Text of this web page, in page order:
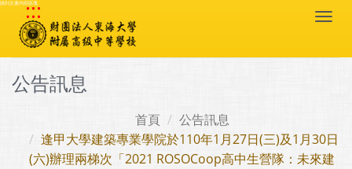
跳到主要內容區塊
:::
公告訊息
首頁
公告訊息
逢甲大學建築專業學院於110年1月27日(三)及1月30日
(六)辦理兩梯次「2021 ROSOCoop高中生營隊：未來建